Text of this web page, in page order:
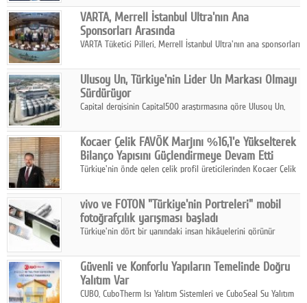
yılının ilk yarısında güçlü finansal performansını korudu.
VARTA, Merrell İstanbul Ultra'nın Ana
Sponsorları Arasında
VARTA Tüketici Pilleri, Merrell İstanbul Ultra'nın ana sponsorları
enerjisine güç katıyor.
Ulusoy Un, Türkiye'nin Lider Un Markası Olmayı
Sürdürüyor
Capital dergisinin Capital500 araştırmasına göre Ulusoy Un,
hasılatıyla Türkiye'nin en büyük 83. firması oldu.
Kocaer Çelik FAVÖK Marjını %16,1'e Yükselterek
Bilanço Yapısını Güçlendirmeye Devam Etti
Türkiye'nin önde gelen çelik profil üreticilerinden Kocaer Çelik
Çelik FAVÖK Marjını %16,1'e yükseltti.
vivo ve FOTON "Türkiye'nin Portreleri" mobil
fotoğrafçılık yarışması başladı
Türkiye'nin dört bir yanındaki insan hikâyelerini görünür
insanını, kültürünü ve yaşamını portre fotoğraflarıyla
anlatmaya davet ediyor.
Güvenli ve Konforlu Yapıların Temelinde Doğru
Yalıtım Var
CUBO, CuboTherm Isı Yalıtım Sistemleri ve CuboSeal Su Yalıtım